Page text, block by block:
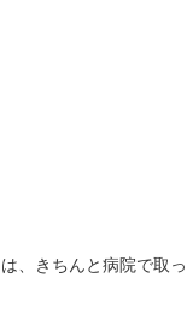
、きちんと病院で取